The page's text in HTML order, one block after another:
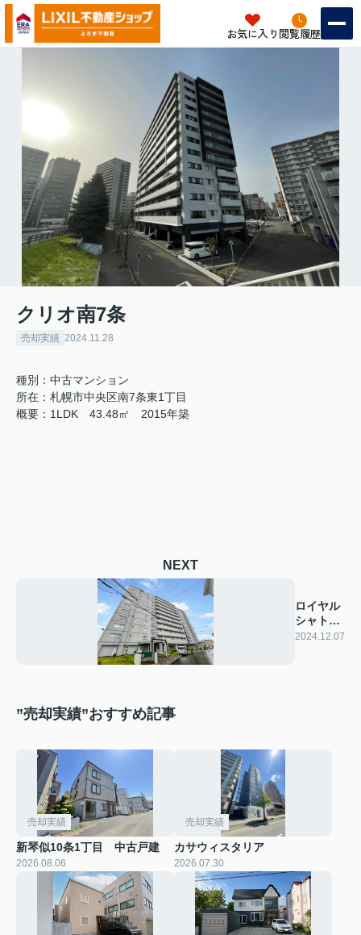
お気に入り 閲覧履歴
クリオ南7条
売却実績 2024.11.28
種別：中古マンション
所在：札幌市中央区南7条東1丁目
概要：1LDK 43.48㎡ 2015年築
NEXT
ロイヤル
シャトー
南33条
2024.12.07
”売却実績”おすすめ記事
売却実績
新琴似10条1丁目 中古戸建
2026.08.06
売却実績
カサウィスタリア
2026.07.30